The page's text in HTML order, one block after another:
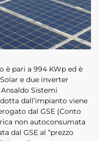
è pari a 994 KWp ed è
e due inverter
Sistemi
dall’impianto viene
dal GSE (Conto
non autoconsumata
dal GSE al “prezzo